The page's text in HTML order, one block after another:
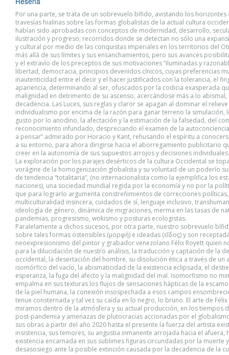
Por una parte, se trata de un sobrevuelo bífido, avistando los horizontes
travesías hialinas sobre las formas globalistas de la actual cultura
habían sido aprobadas con conceptos de modernidad, desarrollo,
ilustración y progreso; recorridos donde se detectan no sólo una
y cultural por medio de las conquistas imperiales en los territorios del
más allá de sus límites y sus ensanchamientos, pero sus avances
y el extravío de los preceptos de sus motivaciones “iluminadas y
libertad, democracia, principios devenidos cínicos, cuyas preferencias
inautenticidad entre el decir y el hacer justificados con la tolerancia, el
apariencia, determinando al ser, ofuscados por la codicia exasperada
malignidad en detrimento de su ascenso, acercándose más a lo abismal,
decadencia. Las Luces, sus reglas y claror se apagan al dominar el
individualismo por encima de la razón para ganar terreno la simulación,
gusto por lo anodino, la afectación y la estimación de la falsedad, del
reconocimiento infundado, despreciando el examen de la
a pensar” admirado por Horacio y Kant, rehusando el espíritu a
a su entorno, para ahora dirigirse hacia el aborregamiento publicitario
creer en la autonomía de sus supuestos arrojos y decisiones individuales.
La exploración por los parajes desérticos de la cultura Occidental se
vorágine de la homogenización globalista y su voluntad de un poderío
de tendencia “totalitaria”, (no internacionalista como la ejemplifica los
naciones), una sociedad mundial regida por la economía y no por la
que para lograrlo argumenta constreñimientos de correcciones políticas,
multiculturalidad insincera, cuidados de sí, lenguaje inclusivo,
ideología de género, dinámica de migraciones, merma en las tasas de
pandemias, progresismo, wokismo y posturas ecologistas.
Paralelamente a dichos sucesos, por otra parte, nuestro sobrevuelo
sobre tales formas ostensibles (μορφή) e ideadas (εῐδοϛ) y son
neoexpresionismo del pintor y grabador venezolano Félix Royett quien
para la dilucidación de nuestro análisis, la traducción y captación de la
occidental, la desertación del hombre, su disolución ética a través de un
isomórfico del vacío, la abismaticidad de la existencia eclipsada, el
esperanza, la fuga del afecto y la malignidad del mal. Isomorfismo no
empalma en sus texturas los flujos de sensaciones hápticas de la
de la piel humana, la conexión insospechada a esos campos
tenue consternada y tal vez su caída en lo negro, lo bruno. El arte de
miramos dentro de la atmósfera y su actual producción, en los tiempos
post-pandemia y amenazas de plutocracias accionadas por el
sus obras a partir del año 2020 hasta el presente la fuerza del artista
insistencia, sus temores, su angustia inmanente arrojada hacia el afuera,
existencia encarnada en sus sublimes figuras circundadas por la muerte
desasosiego ante la posible extinción causada por la decadencia de la